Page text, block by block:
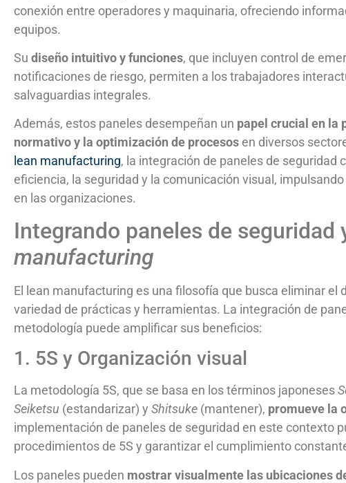
conexión entre operadores y maquinaria, ofreciendo
equipos.
Su diseño intuitivo y funciones, que incluyen control de
notificaciones de riesgo, permiten a los trabajadores
salvaguardias integrales.
Además, estos paneles desempeñan un papel crucial en la
normativo y la optimización de procesos en diversos
lean manufacturing, la integración de paneles de seguridad
eficiencia, la seguridad y la comunicación visual,
en las organizaciones.
Integrando paneles de seguridad
manufacturing
El lean manufacturing es una filosofía que busca eliminar el
variedad de prácticas y herramientas. La integración de
metodología puede amplificar sus beneficios:
1. 5S y Organización visual
La metodología 5S, que se basa en los términos japoneses
Seiketsu (estandarizar) y Shitsuke (mantener), promueve la
implementación de paneles de seguridad en este contexto
procedimientos de 5S y garantizar el cumplimiento
Los paneles pueden mostrar visualmente las ubicaciones